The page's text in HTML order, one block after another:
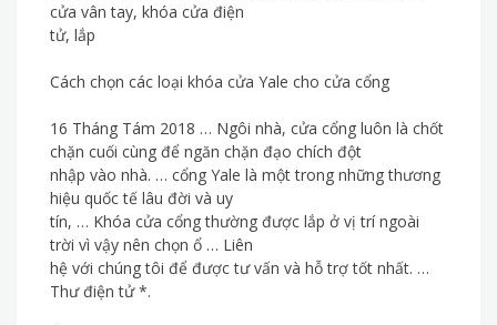
cửa vân tay, khóa cửa điện
tử, lắp
Cách chọn các loại khóa cửa Yale cho cửa cổng
16 Tháng Tám 2018 … Ngôi nhà, cửa cổng luôn là chốt
chặn cuối cùng để ngăn chặn đạo chích đột
nhập vào nhà. … cổng Yale là một trong những thương
hiệu quốc tế lâu đời và uy
tín, … Khóa cửa cổng thường được lắp ở vị trí ngoài
trời vì vậy nên chọn ổ … Liên
hệ với chúng tôi để được tư vấn và hỗ trợ tốt nhất. …
Thư điện tử *.